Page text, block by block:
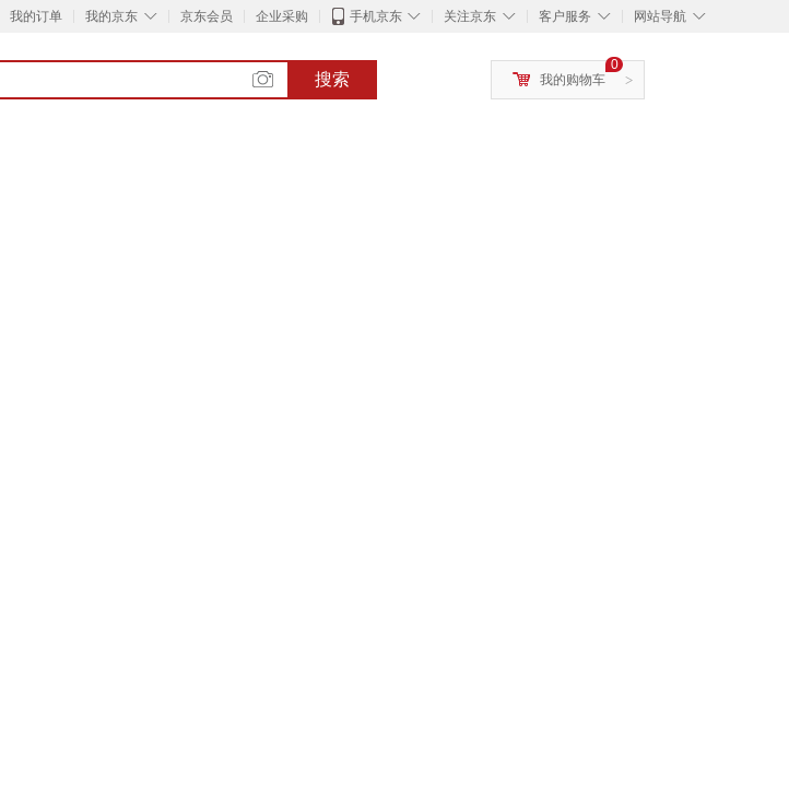
我的订单 ◇
我的京东 京东会员 企业采购 ◇
手机京东 ◇
关注京东 ◇
客户服务 ◇
网站导航
搜索 >
0
我的购物车